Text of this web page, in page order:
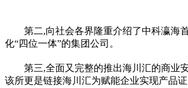
第二,向社会各界隆重介绍了中科瀛海
化“四位一体”的集团公司。
第三,全面又完整的推出海川汇的商
该所更是链接海川汇为赋能企业实现产品